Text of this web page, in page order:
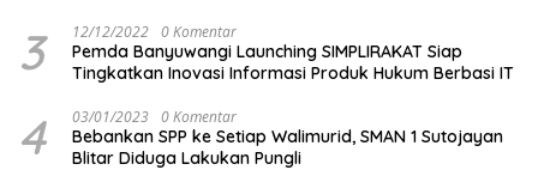
3 12/12/2022 0 Komentar
Pemda Banyuwangi Launching SIMPLIRAKAT Siap
Tingkatkan Inovasi Informasi Produk Hukum Berbasi IT
4 03/01/2023 0 Komentar
Bebankan SPP ke Setiap Walimurid, SMAN 1 Sutojayan
Blitar Diduga Lakukan Pungli